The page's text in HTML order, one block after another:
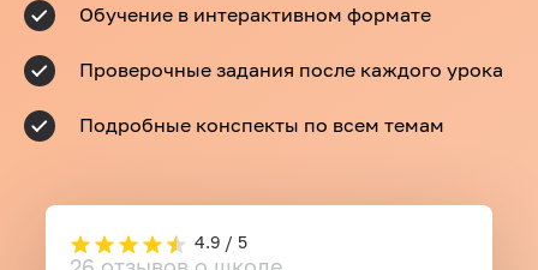
Обучение в интерактивном формате
Проверочные задания после каждого урока
Подробные конспекты по всем темам
4.9 / 5